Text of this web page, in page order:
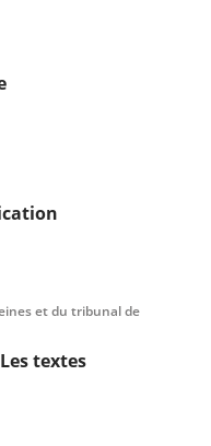
et du tribunal de
textes